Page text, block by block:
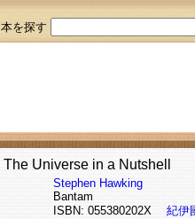
本を探す
The Universe in a Nutshell
Stephen Hawking
Bantam
ISBN: 055380202X 紀伊